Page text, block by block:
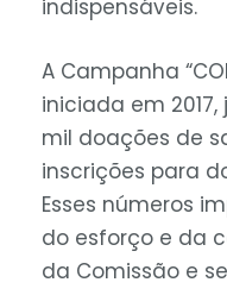
indispensáveis.
A Campanha
iniciada em
mil doações de
inscrições para
Esses números
do esforço e da
da Comissão e